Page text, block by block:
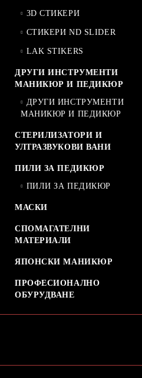
3D СТИКЕРИ
СТИКЕРИ ND SLIDER
LAK STIKERS
ДРУГИ ИНСТРУМЕНТИ
МАНИКЮР И ПЕДИКЮР
ДРУГИ ИНСТРУМЕНТИ
МАНИКЮР И ПЕДИКЮР
СТЕРИЛИЗАТОРИ И
УЛТРАЗВУКОВИ ВАНИ
ПИЛИ ЗА ПЕДИКЮР
ПИЛИ ЗА ПЕДИКЮР
МАСКИ
СПОМАГАТЕЛНИ
МАТЕРИАЛИ
ЯПОНСКИ МАНИКЮР
ПРОФЕСИОНАЛНО
ОБУРУДВАНЕ